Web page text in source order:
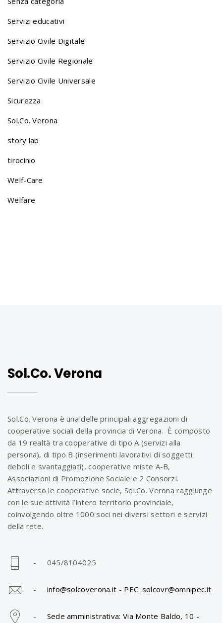
Servizi educativi
Servizio Civile Digitale
Servizio Civile Regionale
Servizio Civile Universale
Sicurezza
Sol.Co. Verona
story lab
tirocinio
Welf-Care
Welfare
Sol.Co. Verona
Sol.Co. Verona è una delle principali aggregazioni di
cooperative sociali della provincia di Verona. È composto
da 19 realtà tra cooperative di tipo A (servizi alla
persona), di tipo B (inserimenti lavorativi di soggetti
deboli e svantaggiati), cooperative miste A-B,
Associazioni di Promozione Sociale e 2 Consorzi.
Attraverso le cooperative socie, Sol.Co. Verona raggiunge
con le sue attività l’intero territorio provinciale,
coinvolgendo oltre 1000 soci nei diversi settori e servizi
della rete.
- 045/8104025
- info@solcoverona.it - PEC: solcovr@omnipec.it
- Sede amministrativa: Via Monte Baldo, 10 -